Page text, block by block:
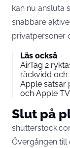
kan nu ansluta
snabbare
privatpersoner
Läs också
AirTag 2
räckvidd och
Apple satsar
och Apple
Slut på
Övergången till